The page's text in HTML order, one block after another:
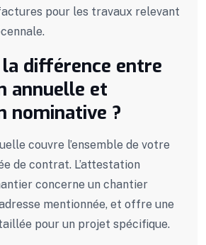
pour les travaux relevant
différence entre
annuelle et
nominative ?
couvre l’ensemble de votre
de contrat. L’attestation
concerne un chantier
mentionnée, et offre une
pour un projet spécifique.